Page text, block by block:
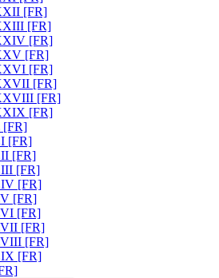
[FR]
[FR]
[FR]
[FR]
[FR]
[FR]
[FR]
[FR]
[FR]
[FR]
[FR]
[FR]
[FR]
[FR]
[FR]
[FR]
[FR]
[FR]